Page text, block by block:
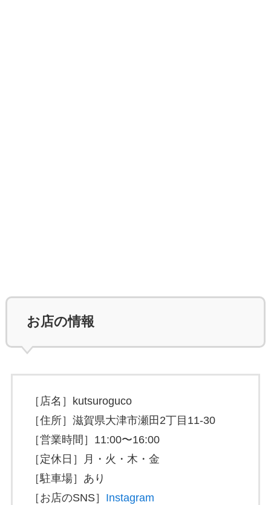
お店の情報
［店名］kutsuroguco
［住所］滋賀県大津市瀬田2丁目11-30
［営業時間］11:00〜16:00
［定休日］月・火・木・金
［駐車場］あり
［お店のSNS］ Instagram